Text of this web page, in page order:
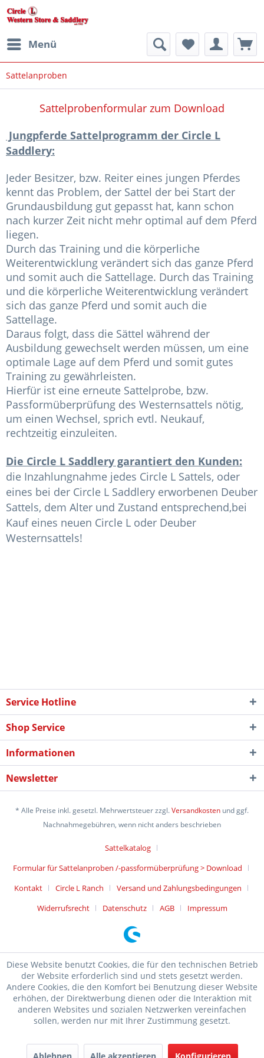
Menü
Sattelanproben
Sattelprobenformular zum Download
Jungpferde Sattelprogramm der Circle L
Saddlery:
Jeder Besitzer, bzw. Reiter eines jungen Pferdes
kennt das Problem, der Sattel der bei Start der
Grundausbildung gut gepasst hat, kann schon
nach kurzer Zeit nicht mehr optimal auf dem Pferd
liegen.
Durch das Training und die körperliche
Weiterentwicklung verändert sich das ganze Pferd
und somit auch die Sattellage. Durch das Training
und die körperliche Weiterentwicklung verändert
sich das ganze Pferd und somit auch die
Sattellage.
Daraus folgt, dass die Sättel während der
Ausbildung gewechselt werden müssen, um eine
optimale Lage auf dem Pferd und somit gutes
Training zu gewährleisten.
Hierfür ist eine erneute Sattelprobe, bzw.
Passformüberprüfung des Westernsattels nötig,
um einen Wechsel, sprich evtl. Neukauf,
rechtzeitig einzuleiten.
Die Circle L Saddlery garantiert den Kunden:
die Inzahlungnahme jedes Circle L Sattels, oder
eines bei der Circle L Saddlery erworbenen Deuber
Sattels, dem Alter und Zustand entsprechend,bei
Kauf eines neuen Circle L oder Deuber
Westernsattels!
Service Hotline
Shop Service
Informationen
Newsletter
* Alle Preise inkl. gesetzl. Mehrwertsteuer zzgl.Versandkosten und ggf.
Nachnahmegebühren, wenn nicht anders beschrieben
Sattelkatalog
Formular für Sattelanproben /-passformüberprüfung > Download
Kontakt
Circle L Ranch
Versand und Zahlungsbedingungen
Widerrufsrecht
Datenschutz AGB Impressum
Diese Website benutzt Cookies, die für den technischen Betrieb
der Website erforderlich sind und stets gesetzt werden.
Andere Cookies, die den Komfort bei Benutzung dieser Website
erhöhen, der Direktwerbung dienen oder die Interaktion mit
anderen Websites und sozialen Netzwerken vereinfachen
sollen, werden nur mit Ihrer Zustimmung gesetzt.